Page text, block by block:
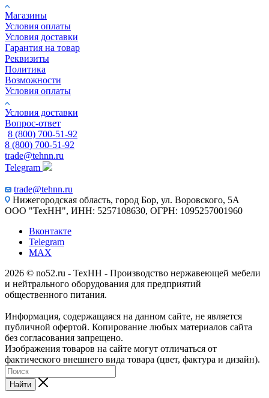
Магазины
Условия оплаты
Условия доставки
Гарантия на товар
Реквизиты
Политика
Возможности
Условия оплаты
Условия доставки
Вопрос-ответ
8 (800) 700-51-92
8 (800) 700-51-92
trade@tehnn.ru
Telegram
trade@tehnn.ru
Нижегородская область, город Бор, ул. Воровского, 5А
ООО "ТехНН", ИНН: 5257108630, ОГРН: 1095257001960
Вконтакте
Telegram
MAX
2026 © no52.ru - ТехНН - Производство нержавеющей мебели
и нейтрального оборудования для предприятий
общественного питания.
Информация, содержащаяся на данном сайте, не является
публичной офертой. Копирование любых материалов сайта
без согласования запрещено.
Изображения товаров на сайте могут отличаться от
фактического внешнего вида товара (цвет, фактура и дизайн).
Найти